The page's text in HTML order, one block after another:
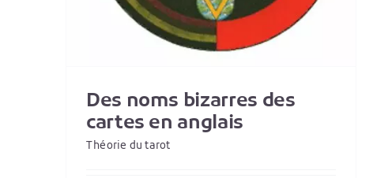
Des noms bizarres des
cartes en anglais
Théorie du tarot